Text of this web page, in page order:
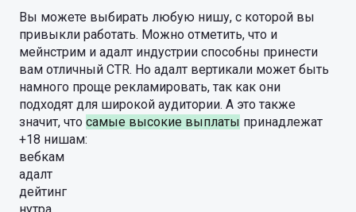
Вы можете выбирать любую нишу, с которой вы
привыкли работать. Можно отметить, что и
мейнстрим и адалт индустрии способны принести
вам отличный CTR. Но адалт вертикали может быть
намного проще рекламировать, так как они
подходят для широкой аудитории. А это также
значит, что самые высокие выплаты принадлежат
+18 нишам:
вебкам
адалт
дейтинг